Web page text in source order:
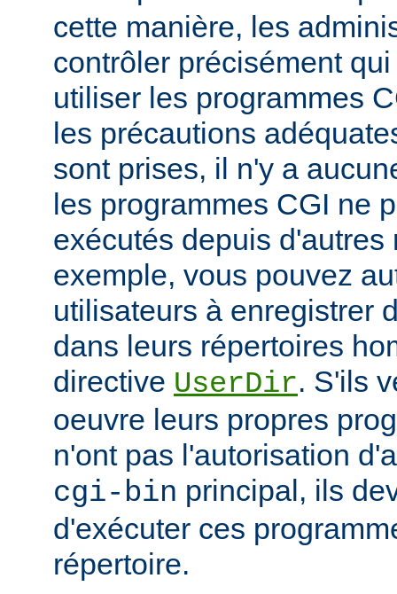
cette manière, les
contrôler précisément
utiliser les programmes
les précautions
sont prises, il n'y a
les programmes CGI ne
exécutés depuis d'autres
exemple, vous pouvez
utilisateurs à enregistrer
dans leurs répertoires
directive UserDir. S'ils
oeuvre leurs propres
n'ont pas l'autorisation
cgi-bin principal, ils
d'exécuter ces
répertoire.